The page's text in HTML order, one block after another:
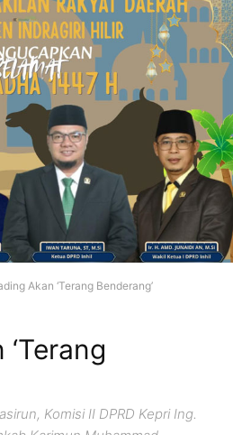
Akan ‘Terang Benderang’
Komisi II DPRD Kepri Ing.